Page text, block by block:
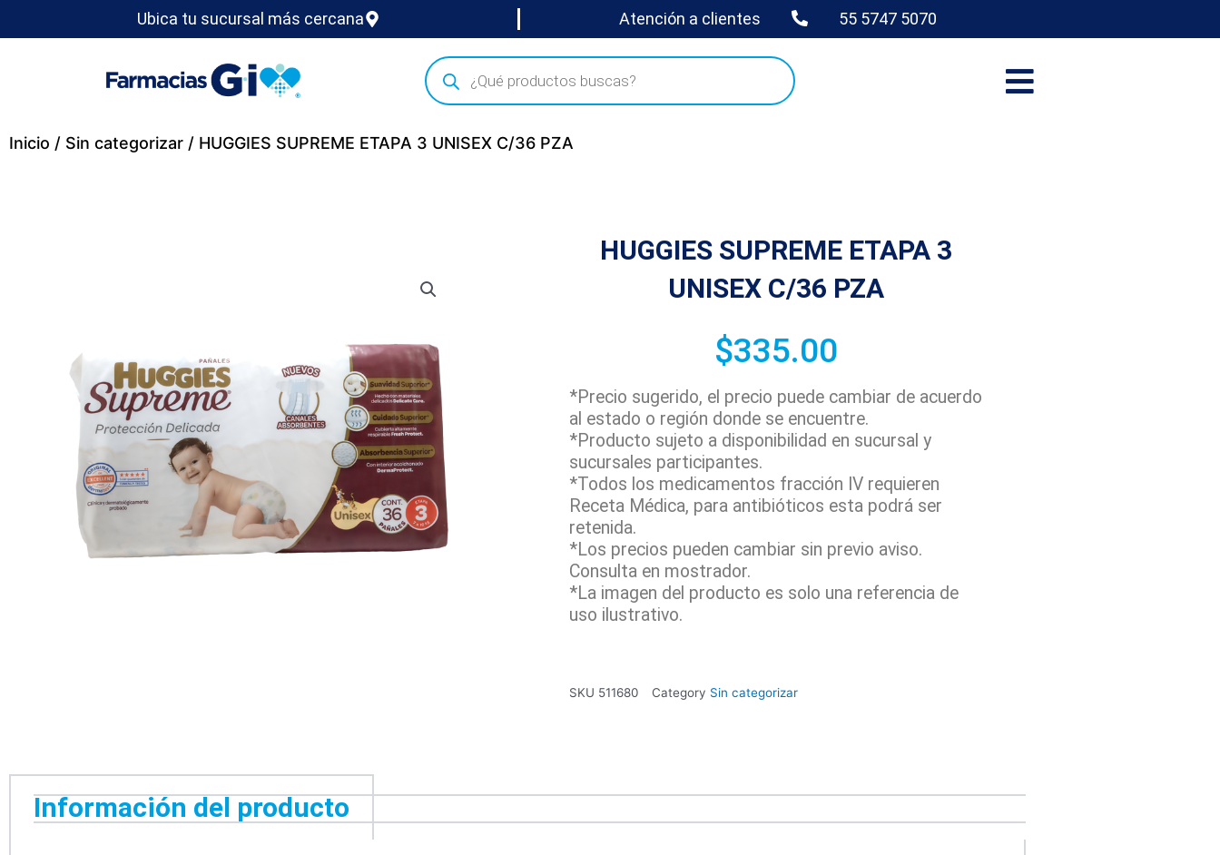
Ubica tu sucursal más cercana Atención a clientes 55 5747 5070
Inicio / Sin categorizar / HUGGIES SUPREME ETAPA 3 UNISEX C/36 PZA
HUGGIES SUPREME ETAPA 3
UNISEX C/36 PZA
$335.00
*Precio sugerido, el precio puede cambiar de acuerdo
al estado o región donde se encuentre.
*Producto sujeto a disponibilidad en sucursal y
sucursales participantes.
*Todos los medicamentos fracción IV requieren
Receta Médica, para antibióticos esta podrá ser
retenida.
*Los precios pueden cambiar sin previo aviso.
Consulta en mostrador.
*La imagen del producto es solo una referencia de
uso ilustrativo.
SKU 511680 Category Sin categorizar
Información del producto